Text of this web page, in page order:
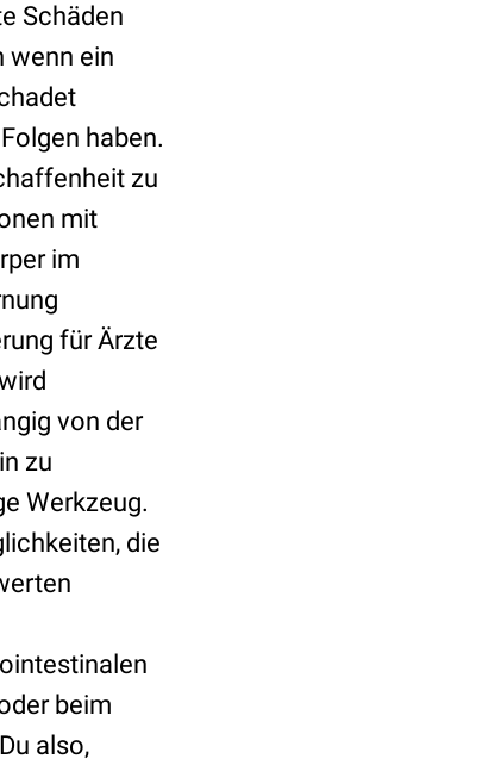
Schäden
wenn ein
haben.
zu
mit
im
für Ärzte
von der
zu
Werkzeug.
die
beim
also,